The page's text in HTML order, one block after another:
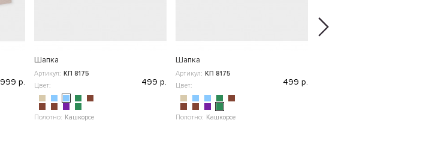
999 р.
Шапка
Артикул: КП 8175
Цвет:
Полотно: Кашкорсе
499 р.
Шапка
Артикул: КП 8175
Цвет:
Полотно: Кашкорсе
499 р.